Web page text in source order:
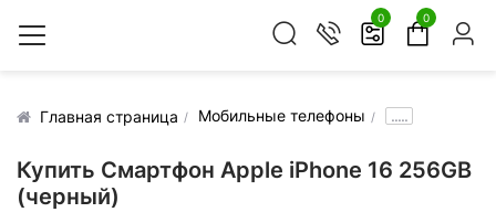
0 0
Главная страница Мобильные телефоны .....
Купить Смартфон Apple iPhone 16 256GB
(черный)